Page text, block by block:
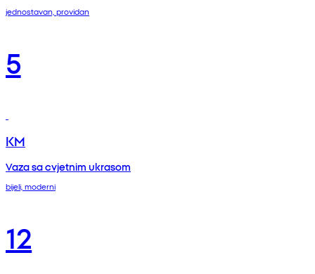
jednostavan, providan
5
KM
Vaza sa cvjetnim ukrasom
bijeli, moderni
12